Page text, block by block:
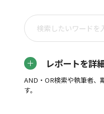
レポートを詳
AND・OR検索や執筆者、
す。